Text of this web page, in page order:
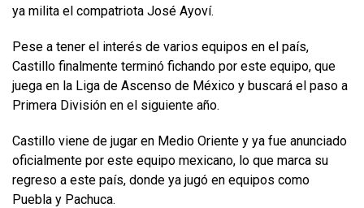
ya milita el compatriota José Ayoví.
Pese a tener el interés de varios equipos en el país,
Castillo finalmente terminó fichando por este equipo, que
juega en la Liga de Ascenso de México y buscará el paso a
Primera División en el siguiente año.
Castillo viene de jugar en Medio Oriente y ya fue anunciado
oficialmente por este equipo mexicano, lo que marca su
regreso a este país, donde ya jugó en equipos como
Puebla y Pachuca.